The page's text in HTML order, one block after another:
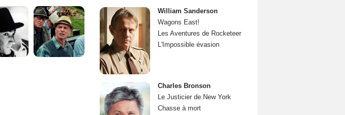
William Sanderson
Wagons East!
Les Aventures de Rocketeer
L'Impossible évasion
Charles Bronson
Le Justicier de New York
Chasse à mort